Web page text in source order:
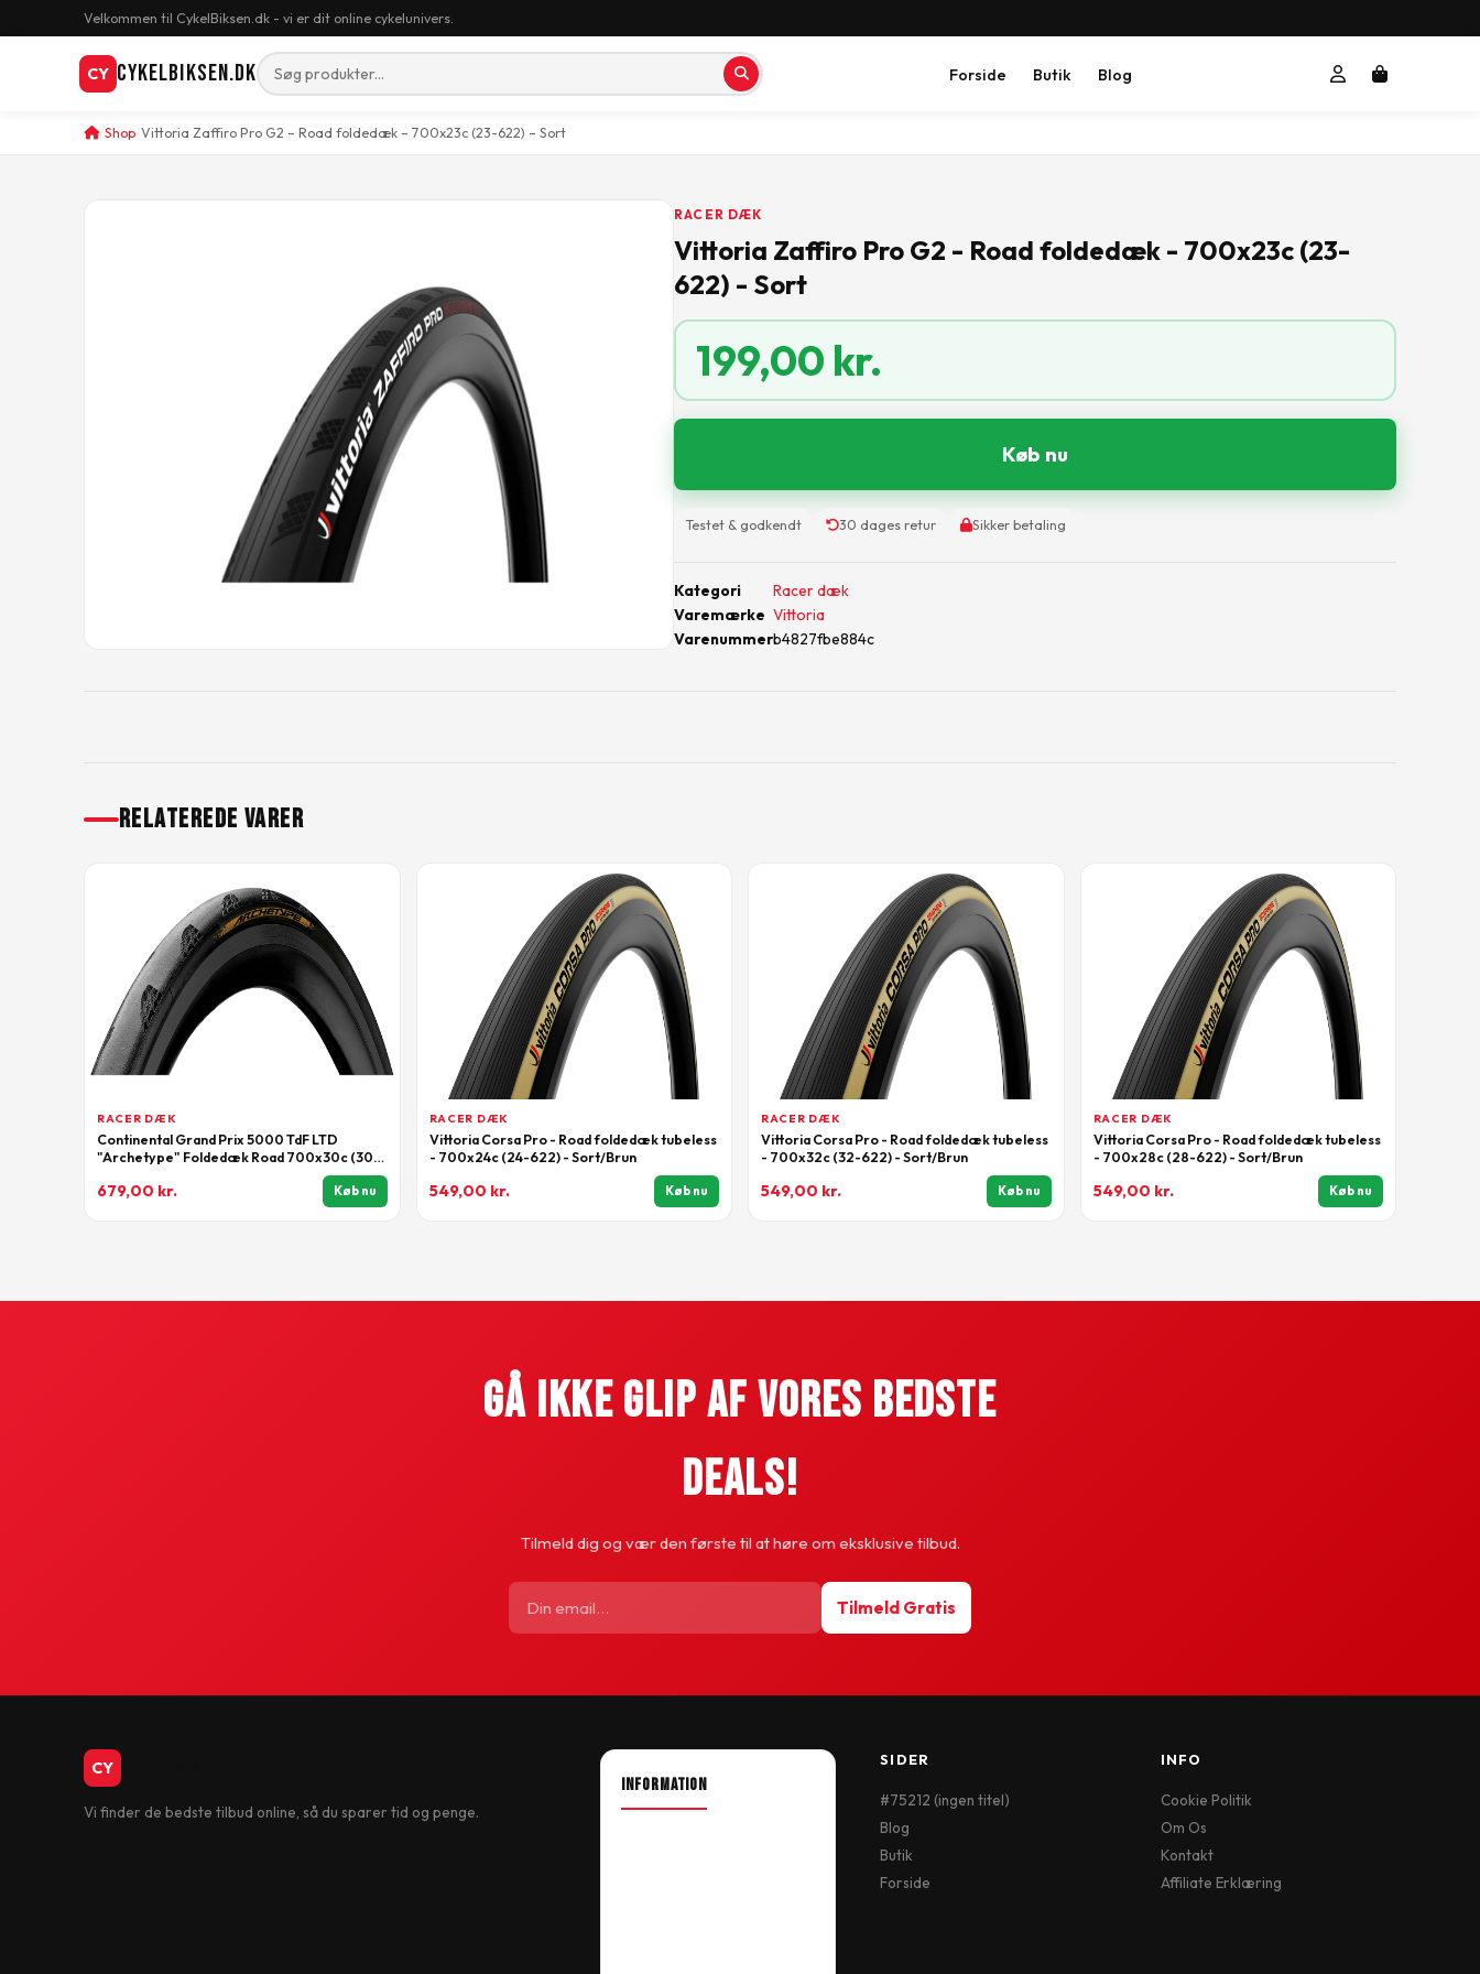
Velkommen til CykelBiksen.dk - vi er dit online cykelunivers.
CY CykelBiksen.dk Forside Butik Blog
Shop Vittoria Zaffiro Pro G2 – Road foldedæk – 700x23c (23-622) – Sort
RACER DÆK
Vittoria Zaffiro Pro G2 - Road foldedæk - 700x23c (23-
622) - Sort
199,00 kr.
Køb nu
Testet & godkendt 30 dages retur Sikker betaling
Kategori
Racer dæk
Varemærke Vittoria
Varenummerb4827fbe884c
RELATEREDE VARER
RACER DÆK
Continental Grand Prix 5000 TdF LTD
"Archetype" Foldedæk Road 700x30c (30-
679,00 kr. Køb nu
RACER DÆK
Vittoria Corsa Pro - Road foldedæk tubeless
- 700x24c (24-622) - Sort/Brun
549,00 kr. Køb nu
RACER DÆK
Vittoria Corsa Pro - Road foldedæk tubeless
- 700x32c (32-622) - Sort/Brun
549,00 kr. Køb nu
RACER DÆK
Vittoria Corsa Pro - Road foldedæk tubeless
- 700x28c (28-622) - Sort/Brun
549,00 kr. Køb nu
Gå Ikke Glip Af Vores Bedste
Deals!
Tilmeld dig og vær den første til at høre om eksklusive tilbud.
Tilmeld Gratis
CY
Vi finder de bedste tilbud online, så du sparer tid og penge.
INFORMATION
SIDER
#75212 (ingen titel)
Blog
Butik
Forside
INFO
Cookie Politik
Om Os
Kontakt
Affiliate Erklæring